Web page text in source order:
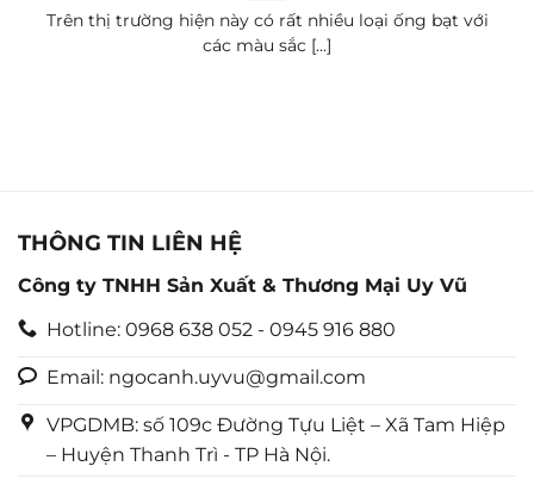
Trên thị trường hiện này có rất nhiều loại ống bạt với
các màu sắc [...]
THÔNG TIN LIÊN HỆ
Công ty TNHH Sản Xuất & Thương Mại Uy Vũ
Hotline: 0968 638 052 - 0945 916 880
Email: ngocanh.uyvu@gmail.com
VPGDMB: số 109c Đường Tựu Liệt – Xã Tam Hiệp
– Huyện Thanh Trì - TP Hà Nội.